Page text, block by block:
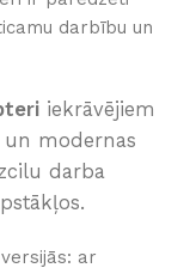
darbību un
iekrāvējiem
modernas
darba
ar